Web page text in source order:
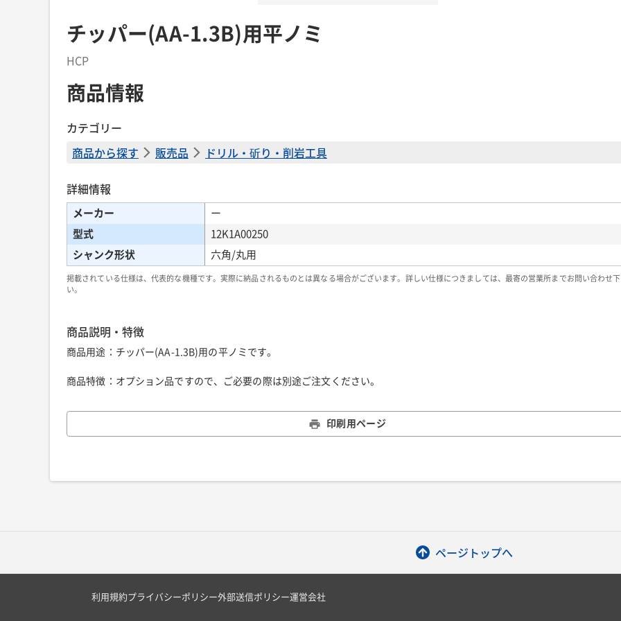
チッパー(AA-1.3B)用平ノミ
HCP
商品情報
カテゴリー
商品から探す
販売品 ドリル・斫り・削岩工具
詳細情報
メーカー
ー
型式
12K1A00250
シャンク形状
六角/丸用
掲載されている仕様は、代表的な機種です。実際に納品されるものとは異なる場合がございます。詳しい仕様につきましては、最寄の営業所までお問い合わせ下
い。
商品説明・特徴
商品用途：チッパー(AA-1.3B)用の平ノミです。
商品特徴：オプション品ですので、ご必要の際は別途ご注文ください。
印刷用ページ
ページトップへ
利用規約プライバシーポリシー外部送信ポリシー運営会社